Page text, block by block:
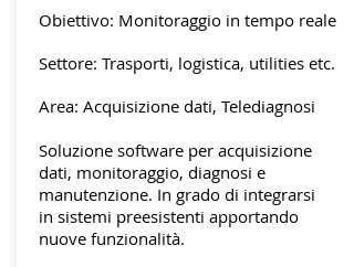
Obiettivo: Monitoraggio in tempo reale
Settore: Trasporti, logistica, utilities etc.
Area: Acquisizione dati, Telediagnosi
Soluzione software per acquisizione
dati, monitoraggio, diagnosi e
manutenzione. In grado di integrarsi
in sistemi preesistenti apportando
nuove funzionalità.